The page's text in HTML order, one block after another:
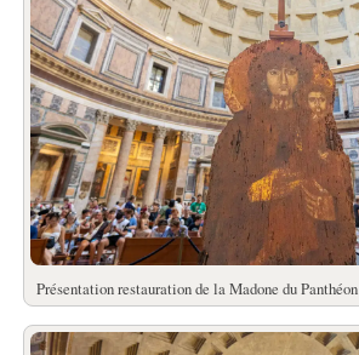
Présentation restauration de la Madone du Panthéon